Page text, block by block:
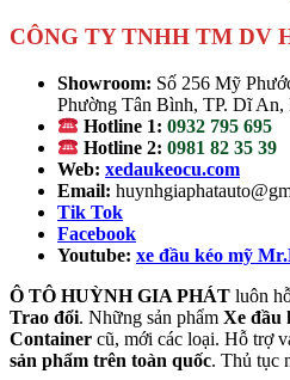
CÔNG TY TNHH TM DV
Showroom: Số 256 Mỹ
Phường Tân Bình, TP. Dĩ
Hotline 1: 0932 795 695
Hotline 2: 0981 82 35 39
Web: xedaukeocu.com
Email:
Tik Tok
Facebook
Youtube: xe đầu kéo mỹ
Ô TÔ HUỲNH GIA PHÁT luôn
Trao đổi. Những sản phẩm Xe đầu
Container cũ, mới các loại. Hỗ trợ
sản phẩm trên toàn quốc. Thủ tục